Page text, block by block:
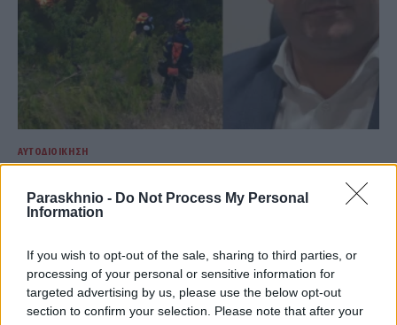
Paraskhnio - Do Not Process My Personal
Information
If you wish to opt-out of the sale, sharing to third parties, or
processing of your personal or sensitive information for
targeted advertising by us, please use the below opt-out
section to confirm your selection. Please note that after your
ΑΥΤΟΔΙΟΊΚΗΣΗ
Φωτιά στη Βοιωτία: Στη φυλακή ο δήμαρχος Στυλίδας
ΑΝΑΡΤΗΘΗΚΕ ΑΠΟΣΤΈΛΛΑ ΛΊΤΑΙΝΑ 7 ΑΥΓΟΎΣΤΟΥ 2026